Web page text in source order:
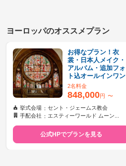
ヨーロッパのオススメプラン
お得なプラン！衣
裳・日本人メイク・
アルバム・追加フォ
ト込オールインワン
2名料金
848,000円 〜
挙式会場
セント・ジェームス教会
手配会社
エスティーワールド ムーン...
公式HPでプランを見る